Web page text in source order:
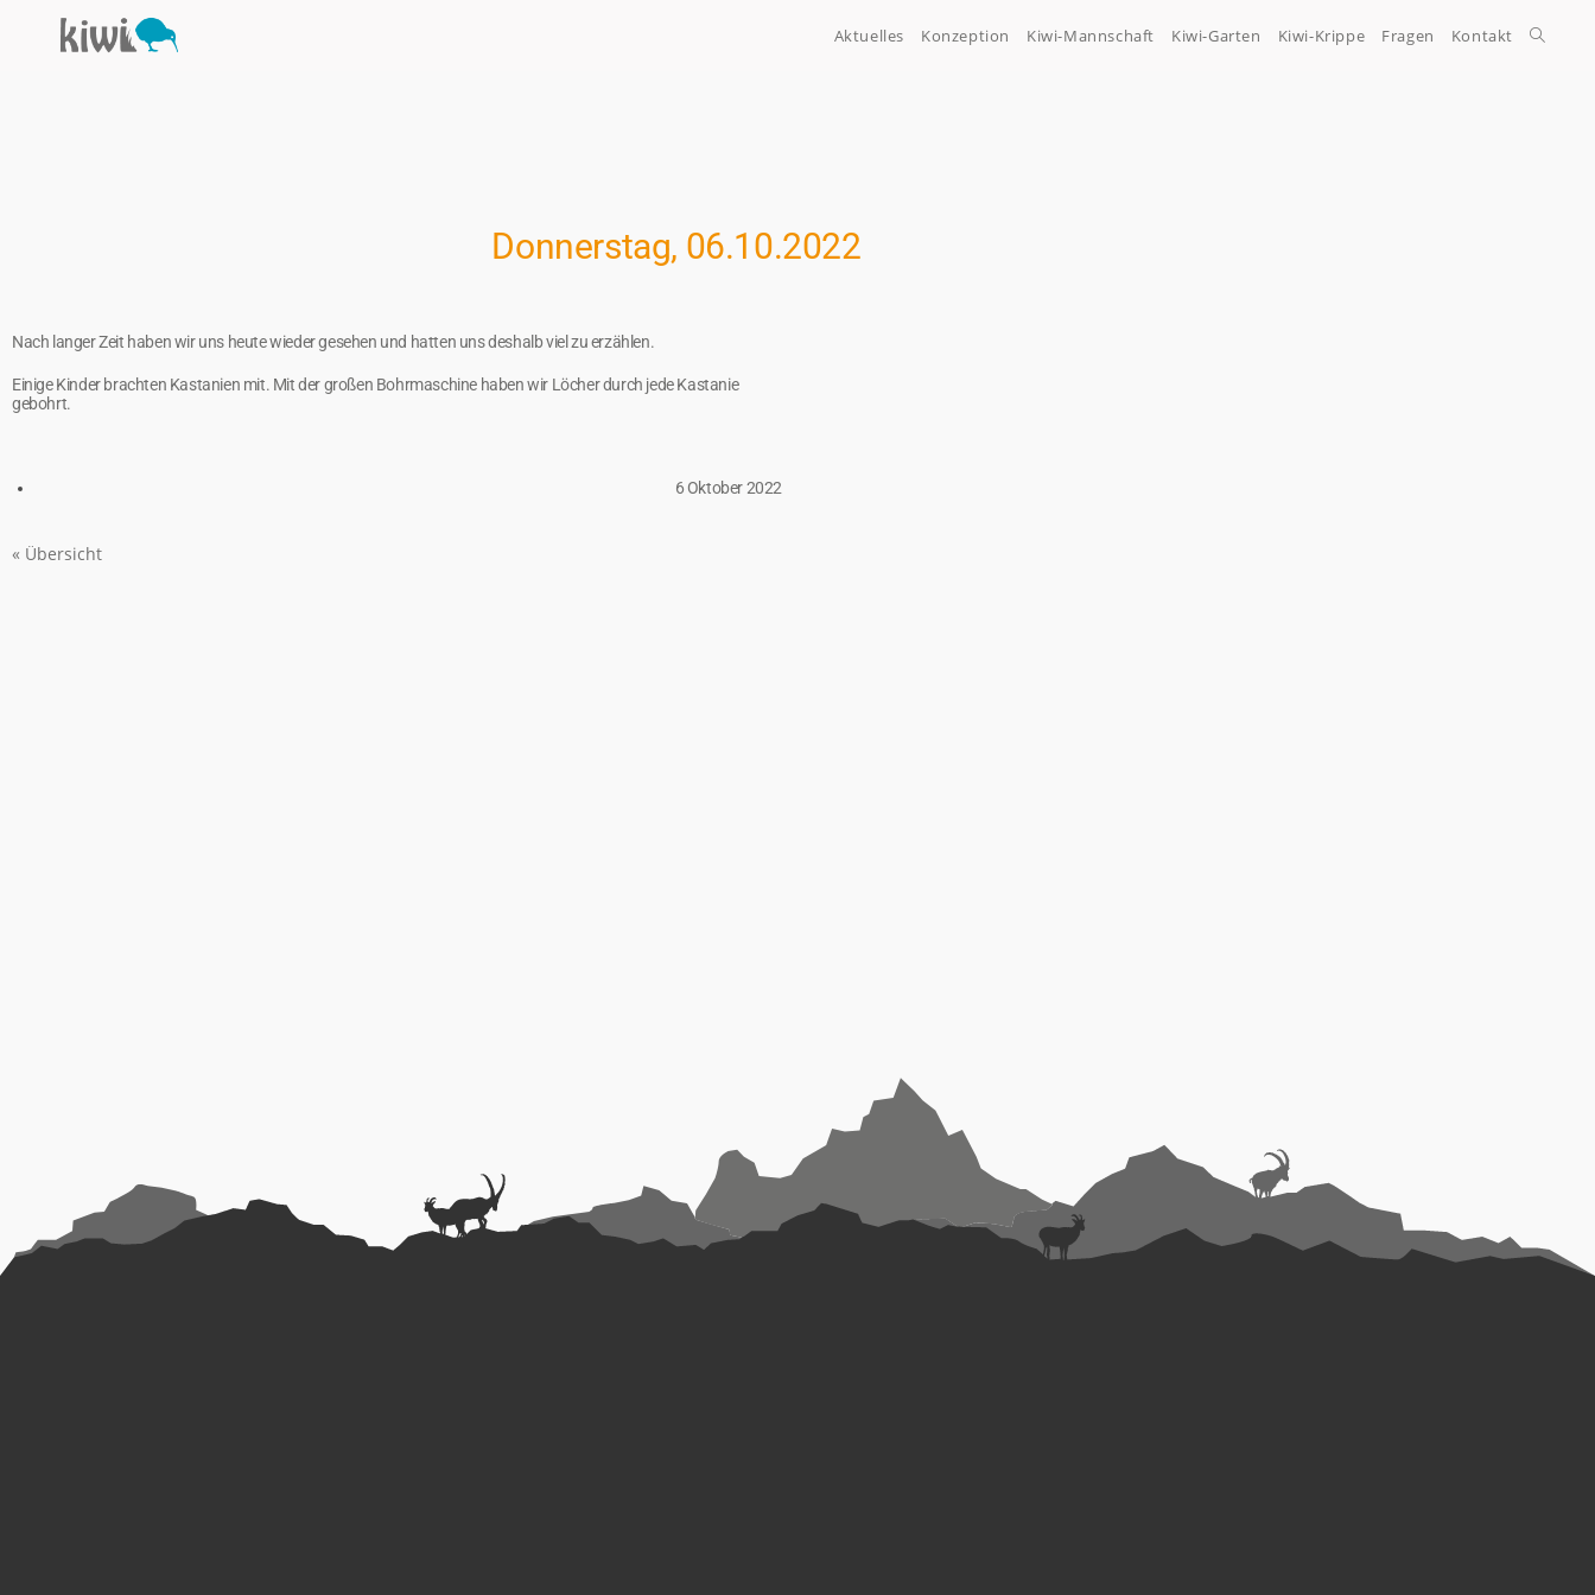
Aktuelles Konzeption Kiwi-Mannschaft Kiwi-Garten Kiwi-Krippe Fragen Kontakt
Donnerstag, 06.10.2022
Nach langer Zeit haben wir uns heute wieder gesehen und hatten uns deshalb viel zu erzählen.
Einige Kinder brachten Kastanien mit. Mit der großen Bohrmaschine haben wir Löcher durch jede Kastanie
gebohrt.
6 Oktober 2022
« Übersicht